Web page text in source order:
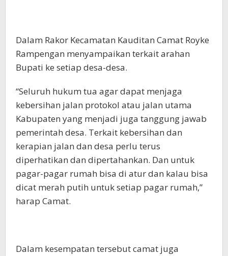
Dalam Rakor Kecamatan Kauditan Camat Royke
Rampengan menyampaikan terkait arahan
Bupati ke setiap desa-desa.
“Seluruh hukum tua agar dapat menjaga
kebersihan jalan protokol atau jalan utama
Kabupaten yang menjadi juga tanggung jawab
pemerintah desa. Terkait kebersihan dan
kerapian jalan dan desa perlu terus
diperhatikan dan dipertahankan. Dan untuk
pagar-pagar rumah bisa di atur dan kalau bisa
dicat merah putih untuk setiap pagar rumah,”
harap Camat.
Dalam kesempatan tersebut camat juga